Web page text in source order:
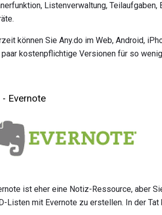
Listenverwaltung,
können Sie Any.do im Web, Android,
paar kostenpflichtige Versionen für so
- Evernote
ist eher eine Notiz-Ressource, aber
Listen mit Evernote zu erstellen. In der